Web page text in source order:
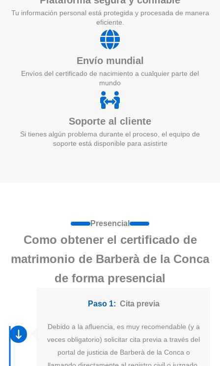
Tu información personal está protegida y procesada de manera
eficiente.
Envío mundial
Envíos del certificado de nacimiento a cualquier parte del
mundo
Soporte al cliente
Si tienes algún problema durante el proceso, el equipo de
soporte está disponible para asistirte
Presencial
Como obtener el certificado de
matrimonio de Barberà de la Conca
de forma presencial
Paso 1: Cita previa
Debido a la afluencia, es muy recomendable (y a
veces obligatorio) solicitar cita previa a través del
portal de justicia de Barberà de la Conca o